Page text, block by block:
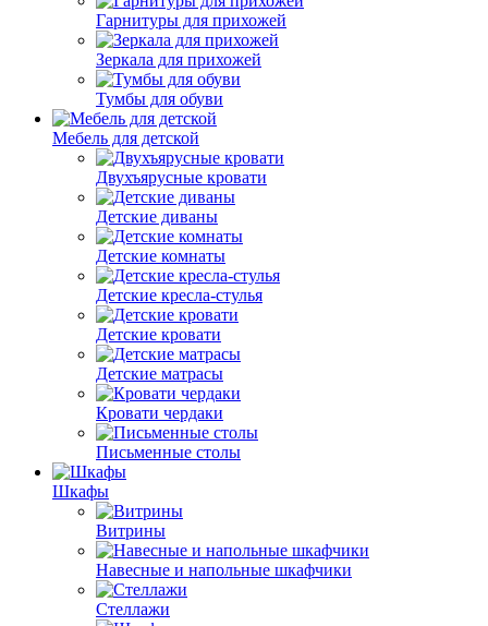
Гарнитуры для прихожей
Зеркала для прихожей
Тумбы для обуви
Мебель для детской
Двухъярусные кровати
Детские диваны
Детские комнаты
Детские кресла-стулья
Детские кровати
Детские матрасы
Кровати чердаки
Письменные столы
Шкафы
Витрины
Навесные и напольные шкафчики
Стеллажи